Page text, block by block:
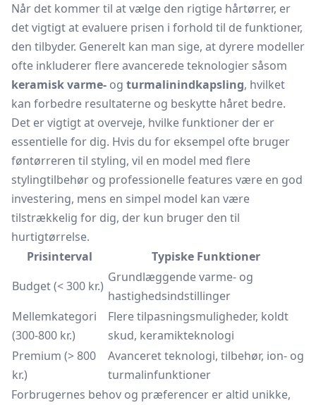
Når det kommer til at vælge den rigtige hårtørrer, er
det vigtigt at evaluere prisen i forhold til de funktioner,
den tilbyder. Generelt kan man sige, at dyrere modeller
ofte inkluderer flere avancerede teknologier såsom
keramisk varme- og turmalinindkapsling, hvilket
kan forbedre resultaterne og beskytte håret bedre.
Det er vigtigt at overveje, hvilke funktioner der er
essentielle for dig. Hvis du for eksempel ofte bruger
føntørreren til styling, vil en model med flere
stylingtilbehør og professionelle features være en god
investering, mens en simpel model kan være
tilstrækkelig for dig, der kun bruger den til
hurtigtørrelse.
Prisinterval
Typiske Funktioner
Budget (< 300 kr.)
Grundlæggende varme- og
hastighedsindstillinger
Mellemkategori
(300-800 kr.)
Flere tilpasningsmuligheder, koldt
skud, keramikteknologi
Premium (> 800
kr.)
Avanceret teknologi, tilbehør, ion- og
turmalinfunktioner
Forbrugernes behov og præferencer er altid unikke,